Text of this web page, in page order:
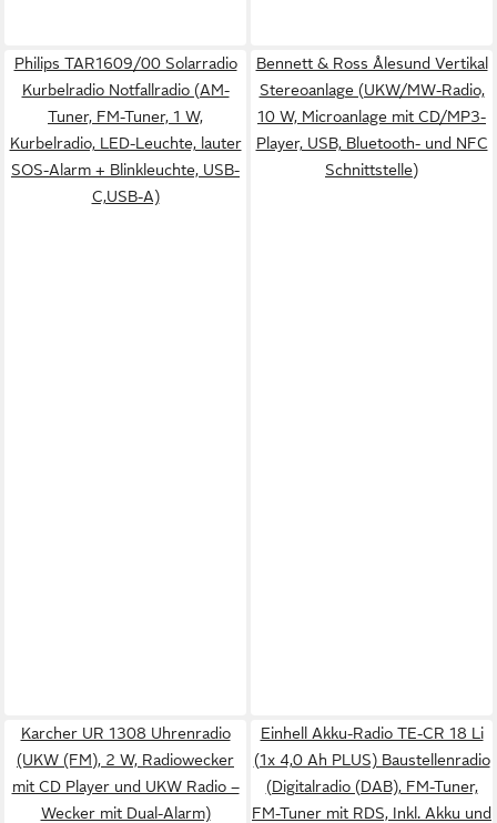
Philips TAR1609/00 Solarradio
Kurbelradio Notfallradio (AM-
Tuner, FM-Tuner, 1 W,
Kurbelradio, LED-Leuchte, lauter
SOS-Alarm + Blinkleuchte, USB-
C,USB-A)
Bennett & Ross Ålesund Vertikal
Stereoanlage (UKW/MW-Radio,
10 W, Microanlage mit CD/MP3-
Player, USB, Bluetooth- und NFC
Schnittstelle)
Karcher UR 1308 Uhrenradio
(UKW (FM), 2 W, Radiowecker
mit CD Player und UKW Radio –
Wecker mit Dual-Alarm)
Einhell Akku-Radio TE-CR 18 Li
(1x 4,0 Ah PLUS) Baustellenradio
(Digitalradio (DAB), FM-Tuner,
FM-Tuner mit RDS, Inkl. Akku und